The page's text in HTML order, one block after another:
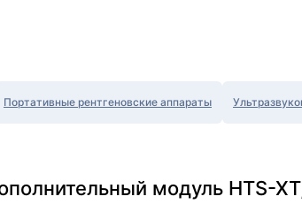
Портативные рентгеновские аппараты
модуль HTS-